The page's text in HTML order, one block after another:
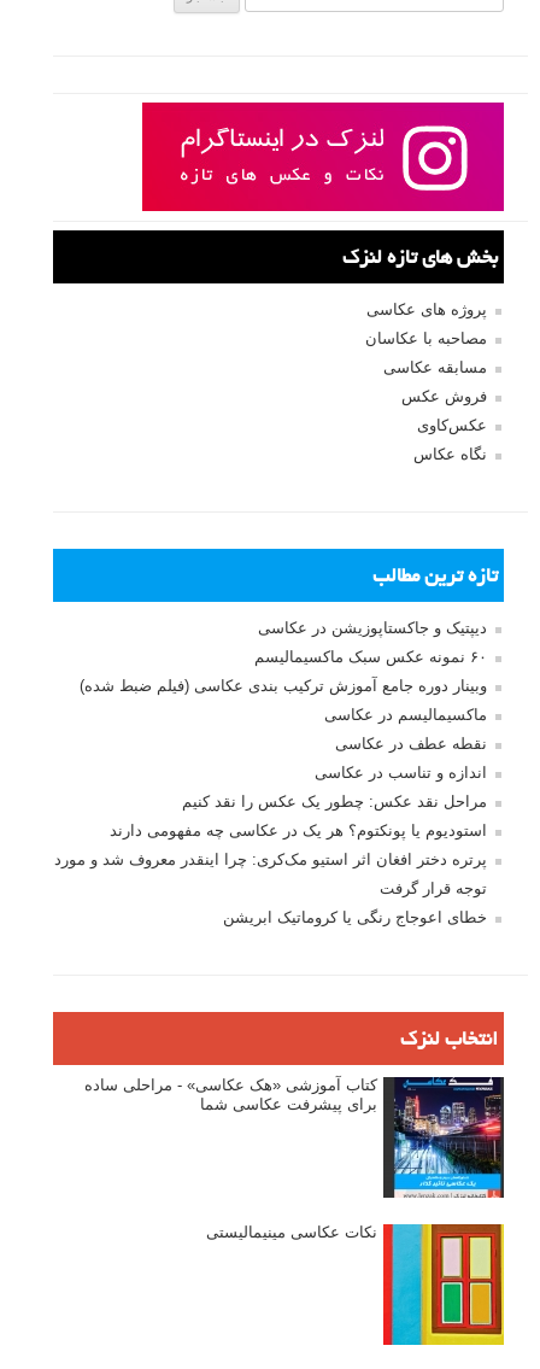
بخش های تازه لنزک
پروژه های عکاسی
مصاحبه با عکاسان
مسابقه عکاسی
فروش عکس
عکس‌کاوی
نگاه عکاس
تازه ترین مطالب
دیپتیک و جاکستا‌پوزیشن در عکاسی
۶۰ نمونه عکس سبک ماکسیمالیسم
وبینار دوره جامع آموزش ترکیب بندی عکاسی (فیلم ضبط شده)
ماکسیمالیسم در عکاسی
نقطه عطف در عکاسی
اندازه و تناسب در عکاسی
مراحل نقد عکس: چطور یک عکس را نقد کنیم
استودیوم یا پونکتوم؟ هر یک در عکاسی چه مفهومی دارند
پرتره دختر افغان اثر استیو مک‌کری: چرا اینقدر معروف شد و مورد
توجه قرار گرفت
خطای اعوجاج رنگی یا کروماتیک ابریشن
انتخاب لنزک
کتاب آموزشی «هک عکاسی» - مراحلی ساده
برای پیشرفت عکاسی شما
نکات عکاسی مینیمالیستی